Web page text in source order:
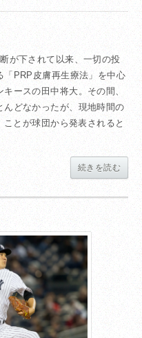
が下されて以来、一切の投
「PRP皮膚再生療法」を中心
ースの田中将大。その間、
んどなかったが、現地時間の
とが球団から発表されると
続きを読む